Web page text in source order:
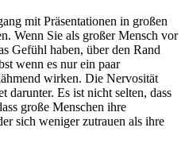
mit Präsentationen in großen
Wenn Sie als großer Mensch vor
Gefühl haben, über den Rand
wenn es nur ein paar
wirken. Die Nervosität
darunter. Es ist nicht selten, dass
große Menschen ihre
sich weniger zutrauen als ihre